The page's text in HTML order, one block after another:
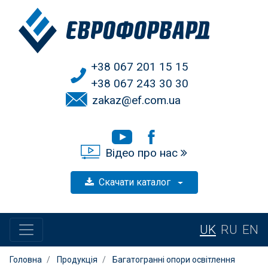
+38 067 201 15 15
+38 067 243 30 30
zakaz@ef.com.ua
Відео про нас
Скачати каталог
UK RU EN
Головна Продукція
Багатогранні опори освітлення